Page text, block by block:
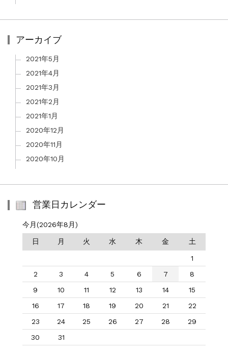
アーカイブ
2021年5月
2021年4月
2021年3月
2021年2月
2021年1月
2020年12月
2020年11月
2020年10月
営業日カレンダー
今月(2026年8月)
日 月 火 水 木 金 土
1
2
3 4 5 6 7
8
9
10 11 12 13 14
15
16
17 18 19 20 21
22
23
24 25 26 27 28
29
30
31